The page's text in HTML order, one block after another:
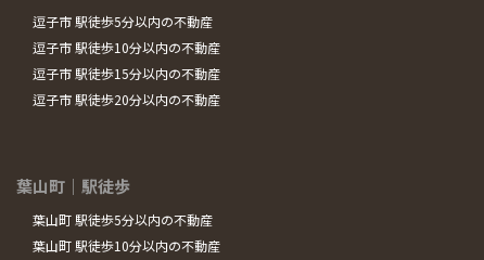
逗子市 駅徒歩5分以内の不動産
逗子市 駅徒歩10分以内の不動産
逗子市 駅徒歩15分以内の不動産
逗子市 駅徒歩20分以内の不動産
葉山町｜駅徒歩
葉山町 駅徒歩5分以内の不動産
葉山町 駅徒歩10分以内の不動産